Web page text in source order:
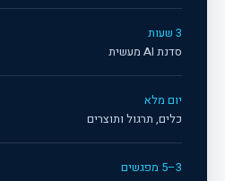
3 שעות
סדנת AI מעשית
יום מלא
כלים, תרגול ותוצרים
3–5 מפגשים